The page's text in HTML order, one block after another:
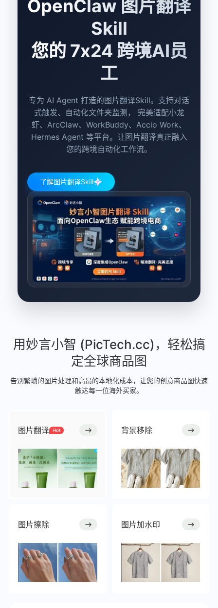
OpenClaw 图片翻译
Skill
您的 7x24 跨境AI员
工
专为 AI Agent 打造的图片翻译Skill。支持对话
式触发、自动化文件夹监测， 完美适配小龙
虾、ArcClaw、WorkBuddy、Accio Work、
Hermes Agent 等平台。让图片翻译真正融入
您的跨境自动化工作流。
了解图片翻译Skill
用妙言小智 (PicTech.cc)，轻松搞
定全球商品图
告别繁琐的图片处理和高昂的本地化成本，让您的创意商品图快速
触达每一位海外买家。
图片翻译 Hot 背景移除
图片擦除 图片加水印